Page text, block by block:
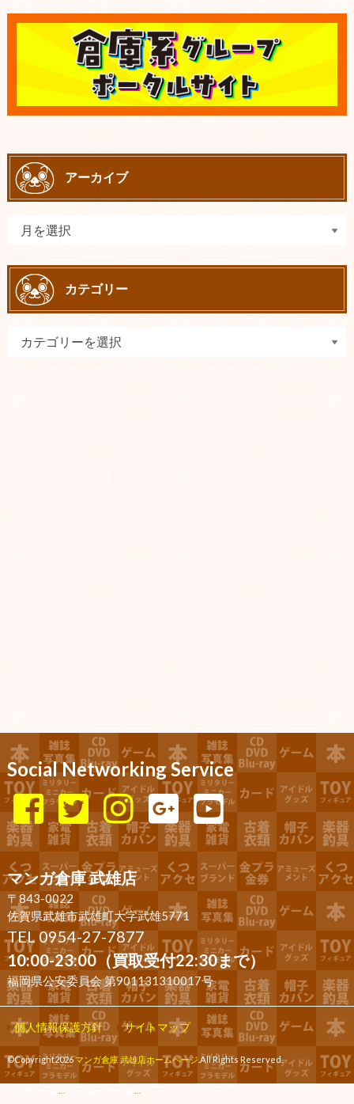
アーカイブ
カテゴリー
Social Networking Service
マンガ倉庫 武雄店
〒843-0022
佐賀県武雄市武雄町大字武雄5771
TEL 0954-27-7877
10:00-23:00（買取受付22:30まで）
福岡県公安委員会 第901131310017号
個人情報保護方針 サイトマップ
©Copyright2026マンガ倉庫 武雄店ホームページ .All Rights Reserved.
... ...